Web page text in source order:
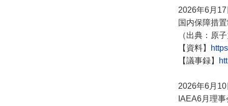
2026年6月17
国内保障措
（出典：原
【資料】
【議事録】
2026年6月10
IAEA6月理